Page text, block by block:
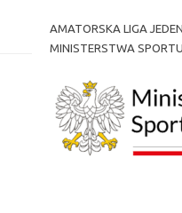
AMATORSKA LIGA
MINISTERSTWA